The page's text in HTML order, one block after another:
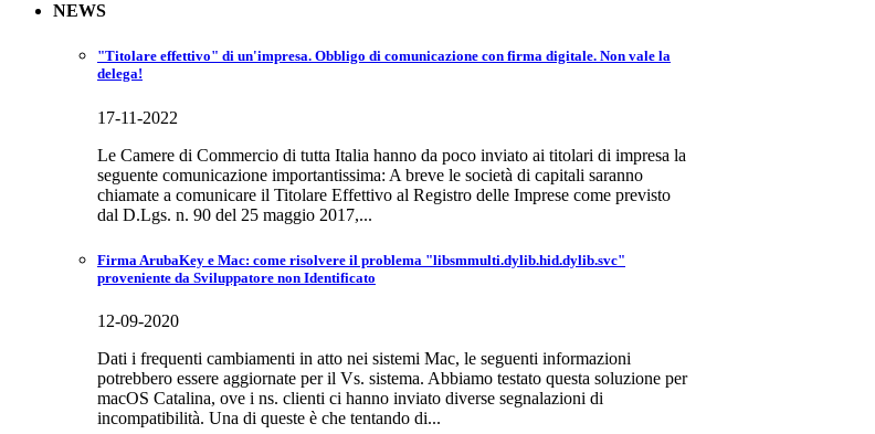
NEWS
"Titolare effettivo" di un'impresa. Obbligo di comunicazione con firma digitale. Non vale la
delega!
17-11-2022
Le Camere di Commercio di tutta Italia hanno da poco inviato ai titolari di impresa la
seguente comunicazione importantissima: A breve le società di capitali saranno
chiamate a comunicare il Titolare Effettivo al Registro delle Imprese come previsto
dal D.Lgs. n. 90 del 25 maggio 2017,...
Firma ArubaKey e Mac: come risolvere il problema "libsmmulti.dylib.hid.dylib.svc"
proveniente da Sviluppatore non Identificato
12-09-2020
Dati i frequenti cambiamenti in atto nei sistemi Mac, le seguenti informazioni
potrebbero essere aggiornate per il Vs. sistema. Abbiamo testato questa soluzione per
macOS Catalina, ove i ns. clienti ci hanno inviato diverse segnalazioni di
incompatibilità. Una di queste è che tentando di...